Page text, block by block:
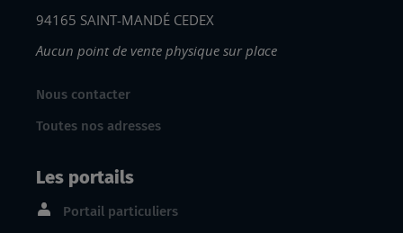
94165 SAINT-MANDÉ CEDEX
Aucun point de vente physique sur place
Nous contacter
Toutes nos adresses
Les portails
Portail particuliers